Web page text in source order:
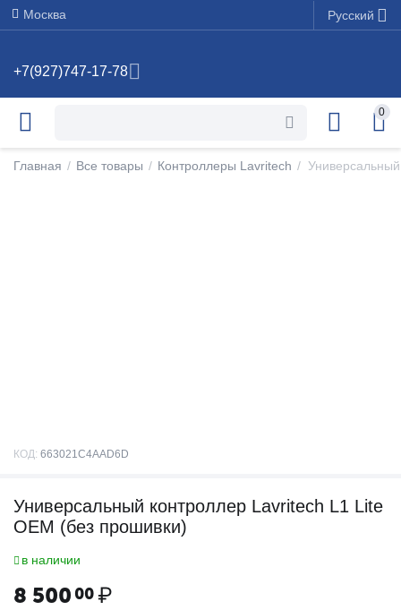
Москва Русский
+7(927)747-17-78
0
Главная / Все товары / Контроллеры Lavritech /
КОД: 663021C4AAD6D
Универсальный контроллер Lavritech L1 Lite
OEM (без прошивки)
в наличии
8 50000₽